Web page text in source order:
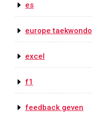
es
europe taekwondo
excel
f1
feedback geven